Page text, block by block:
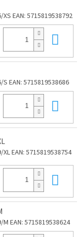
XS EAN: 5715819538792
SEAN: 5715819538686
XLEAN: 5715819538754
M EAN: 5715819538624